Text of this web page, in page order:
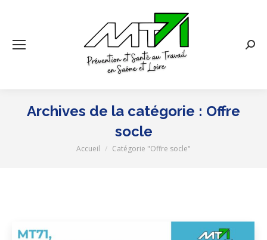
Archives de la catégorie : Offre
socle
Vous êtes ici :
Accueil Catégorie "Offre socle"